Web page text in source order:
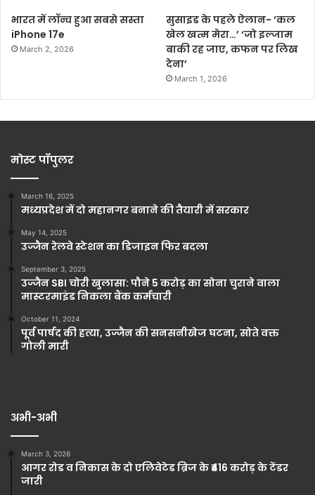
भारत में लॉन्च हुआ सबसे सस्ता
iPhone 17e
March 2, 2026
सुसाइड के पहले ऐलान- ‘कल
खेल खत्म मेरा…’ ‘जो इल्जाम
बाकी रह जाए, कफन पर लिख
देना’
March 1, 2026
मोस्ट पॉपुलर
March 16, 2025
मध्यप्रदेश में दो महानगर बनाने की तैयारी में सरकार
May 14, 2025
उज्जैन रेलवे स्टेशन का डिजाइन फिर बदला
September 3, 2025
उज्जैन SBI चोरी खुलासा: पौने 5 करोड़ का सोना चुराने वाला
मास्टरमाइंड निकला बैंक कर्मचारी
October 11, 2024
पूर्व पार्षद की हत्या, उज्जैन की सनसनीखेज घटना, सोते वक्त
गोली मारी
अभी-अभी
March 3, 2026
आगर रोड व निकास के दो एलिवेटेड ब्रिज के ₹416 करोड़ के टेंडर
जारी